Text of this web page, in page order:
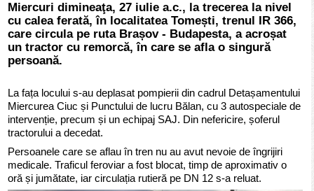
Miercuri dimineaţa, 27 iulie a.c., la trecerea la nivel
cu calea ferată, în localitatea Tomești, trenul IR 366,
care circula pe ruta Brașov - Budapesta, a acroșat
un tractor cu remorcă, în care se afla o singură
persoană.
La fața locului s-au deplasat pompierii din cadrul Detașamentului
Miercurea Ciuc și Punctului de lucru Bălan, cu 3 autospeciale de
intervenție, precum și un echipaj SAJ. Din nefericire, șoferul
tractorului a decedat.
Persoanele care se aflau în tren nu au avut nevoie de îngrijiri
medicale. Traficul feroviar a fost blocat, timp de aproximativ o
oră și jumătate, iar circulația rutieră pe DN 12 s-a reluat.